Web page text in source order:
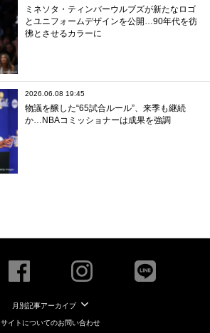
ミネソタ・ティンバーウルブズが新たなロゴ
とユニフォームデザインを公開…90年代を彷
彿とさせるカラーに
2026.06.08 19:45
物議を醸した“65試合ルール”、来季も継続
か…NBAコミッショナーは成果を強調
月別記事アーカイブ
サイトについてのお問い合わせ